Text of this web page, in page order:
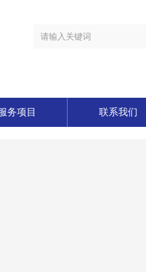
务项目 联系我们